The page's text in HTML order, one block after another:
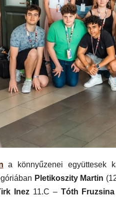
a könnyűzenei együttesek
Pletikoszity Martin
Inez 11.C – Tóth